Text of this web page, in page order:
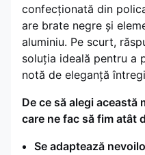
confecționată din
are brate negre și
aluminiu. Pe scurt,
soluția ideală pentru a
notă de eleganță
De ce să alegi această
care ne fac să fim atât
Se adaptează